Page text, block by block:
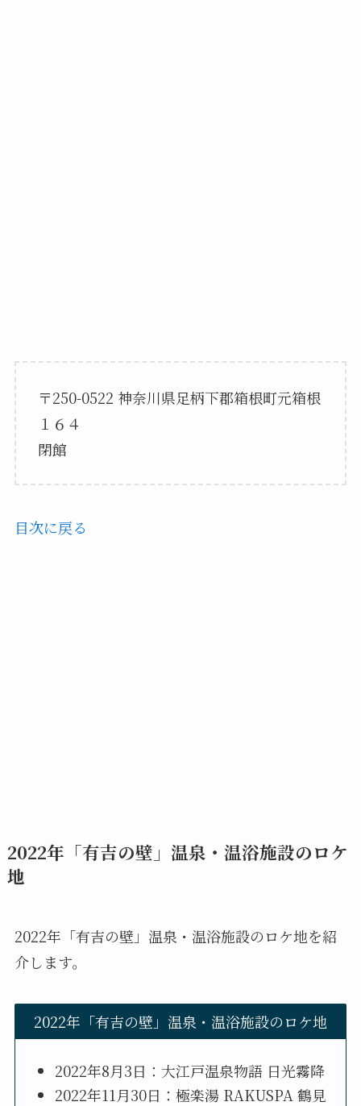
〒250-0522 神奈川県足柄下郡箱根町元箱根
１６４
閉館
目次に戻る
2022年「有吉の壁」温泉・温浴施設のロケ
地
2022年「有吉の壁」温泉・温浴施設のロケ地を紹
介します。
2022年「有吉の壁」温泉・温浴施設のロケ地
2022年8月3日：大江戸温泉物語 日光霧降
2022年11月30日：極楽湯 RAKUSPA 鶴見